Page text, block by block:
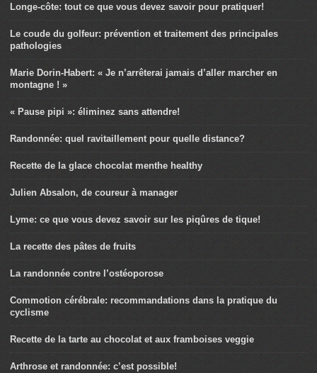
Longe-côte: tout ce que vous devez savoir pour pratiquer!
Le coude du golfeur: prévention et traitement des principales
pathologies
Marie Dorin-Habert: « Je n’arrêterai jamais d’aller marcher en
montagne ! »
« Pause pipi »: éliminez sans attendre!
Randonnée: quel ravitaillement pour quelle distance?
Recette de la glace chocolat menthe healthy
Julien Absalon, de coureur à manager
Lyme: ce que vous devez savoir sur les piqûres de tique!
La recette des pâtes de fruits
La randonnée contre l’ostéoporose
Commotion cérébrale: recommandations dans la pratique du
cyclisme
Recette de la tarte au chocolat et aux framboises veggie
Arthrose et randonnée: c’est possible!